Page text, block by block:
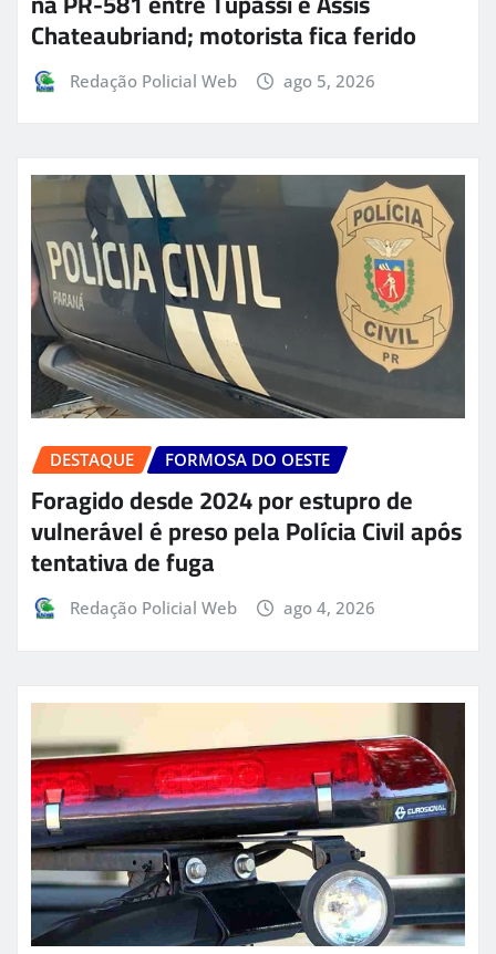
Chateaubriand; motorista fica ferido
Redação Policial Web ago 5, 2026
DESTAQUE FORMOSA DO OESTE
Foragido desde 2024 por estupro de
vulnerável é preso pela Polícia Civil após
tentativa de fuga
Redação Policial Web ago 4, 2026